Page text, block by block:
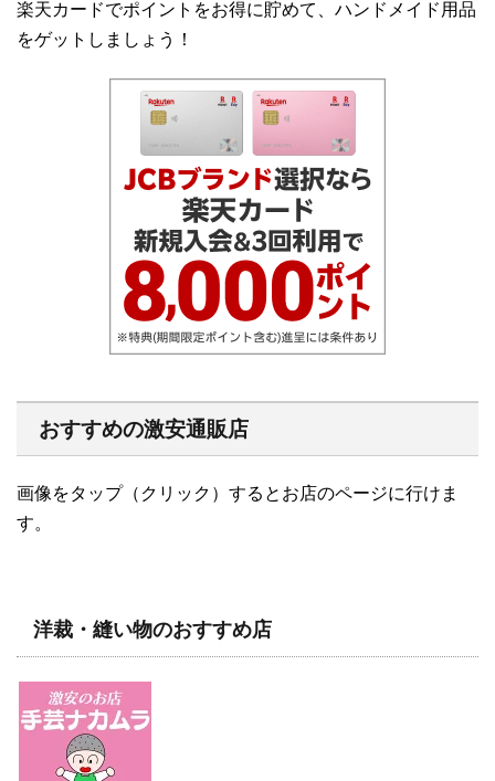
楽天カードでポイントをお得に貯めて、ハンドメイド用品
をゲットしましょう！
おすすめの激安通販店
画像をタップ（クリック）するとお店のページに行けま
す。
洋裁・縫い物のおすすめ店